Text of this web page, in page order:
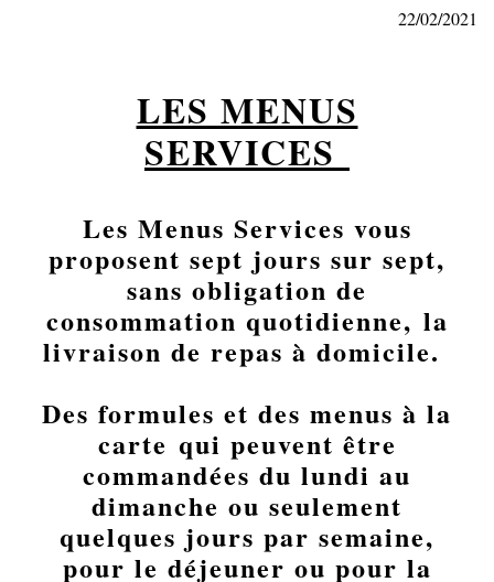
22/02/2021
LES MENUS
SERVICES
Les Menus Services vous
proposent sept jours sur sept,
sans obligation de
consommation quotidienne, la
livraison de repas à domicile.
Des formules et des menus à la
carte qui peuvent être
commandées du lundi au
dimanche ou seulement
quelques jours par semaine,
pour le déjeuner ou pour la